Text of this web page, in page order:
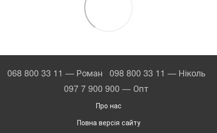
068 800 33 11 — Роман 098 800 33 11 — Ніколь
097 7 900 900 — Опт
Про нас
Повна версія сайту